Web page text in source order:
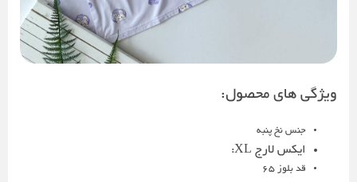
ویژگی های محصول:
جنس نخ پنبه
ایکس لارج XL:
قد بلوز 65